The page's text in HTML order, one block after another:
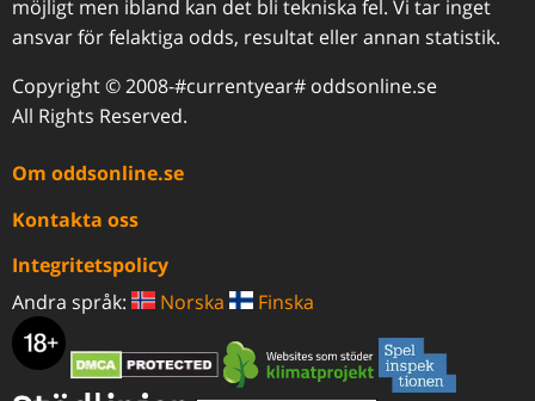
möjligt men ibland kan det bli tekniska fel. Vi tar inget
ansvar för felaktiga odds, resultat eller annan statistik.
Copyright © 2008-#currentyear# oddsonline.se
All Rights Reserved.
Om oddsonline.se
Kontakta oss
Integritetspolicy
Andra språk:
Norska Finska